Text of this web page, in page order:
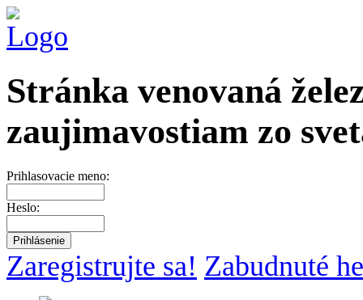
Stránka venovaná
zaujimavostiam zo
Prihlasovacie meno:
Heslo:
Zaregistrujte sa! Zabudnuté